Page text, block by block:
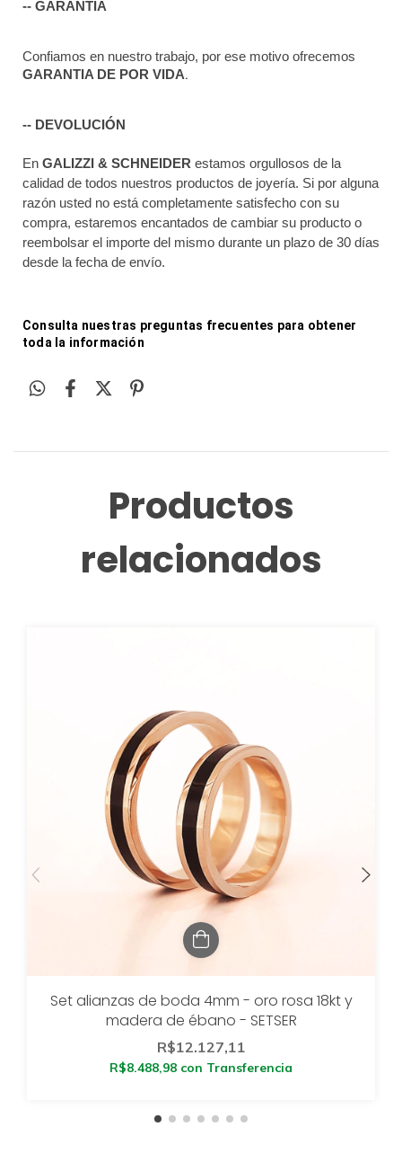
-- GARANTÍA
GARANTIA DE POR VIDA.
-- DEVOLUCIÓN
En GALIZZI & SCHNEIDER estamos orgullosos de la
calidad de todos nuestros productos de joyería. Si por alguna
razón usted no está completamente satisfecho con su
compra, estaremos encantados de cambiar su producto o
reembolsar el importe del mismo durante un plazo de 30 días
desde la fecha de envío.
Consulta nuestras preguntas frecuentes para obtener
toda la información
Productos
relacionados
Set alianzas de boda 4mm - oro rosa 18kt y
madera de ébano - SETSER
R$12.127,11
R$8.488,98 con Transferencia